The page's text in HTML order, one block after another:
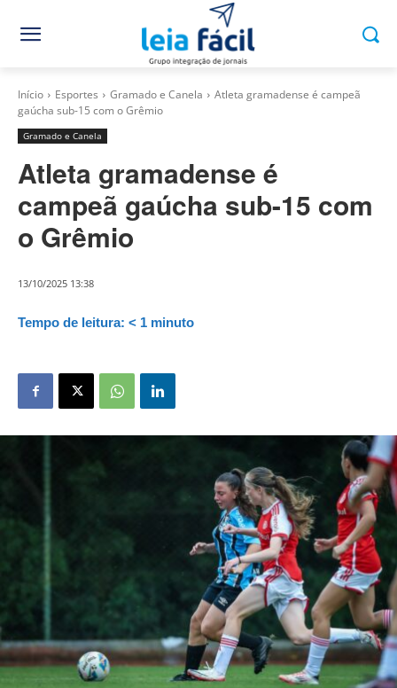
Início Esportes Gramado e Canela
Atleta gramadense é campeã
gaúcha sub-15 com o Grêmio
Gramado e Canela
Atleta gramadense é
campeã gaúcha sub-15 com
o Grêmio
13/10/2025 13:38
Tempo de leitura: < 1 minuto